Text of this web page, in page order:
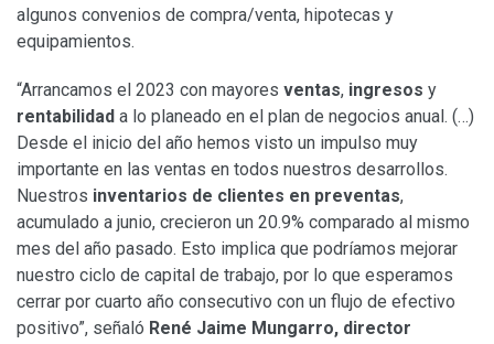
algunos convenios de compra/venta, hipotecas y
equipamientos.
“Arrancamos el 2023 con mayores ventas, ingresos y
rentabilidad a lo planeado en el plan de negocios anual. (…)
Desde el inicio del año hemos visto un impulso muy
importante en las ventas en todos nuestros desarrollos.
Nuestros inventarios de clientes en preventas,
acumulado a junio, crecieron un 20.9% comparado al mismo
mes del año pasado. Esto implica que podríamos mejorar
nuestro ciclo de capital de trabajo, por lo que esperamos
cerrar por cuarto año consecutivo con un flujo de efectivo
positivo”, señaló René Jaime Mungarro, director